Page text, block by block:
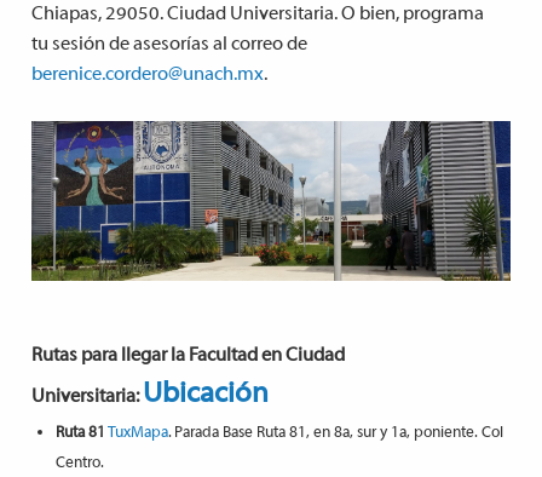
Chiapas, 29050. Ciudad Universitaria. O bien, programa
tu sesión de asesorías al correo de
berenice.cordero@unach.mx.
Rutas para llegar la Facultad en Ciudad
Universitaria: Ubicación
Ruta 81 TuxMapa. Parada Base Ruta 81, en 8a, sur y 1a, poniente. Col
Centro.